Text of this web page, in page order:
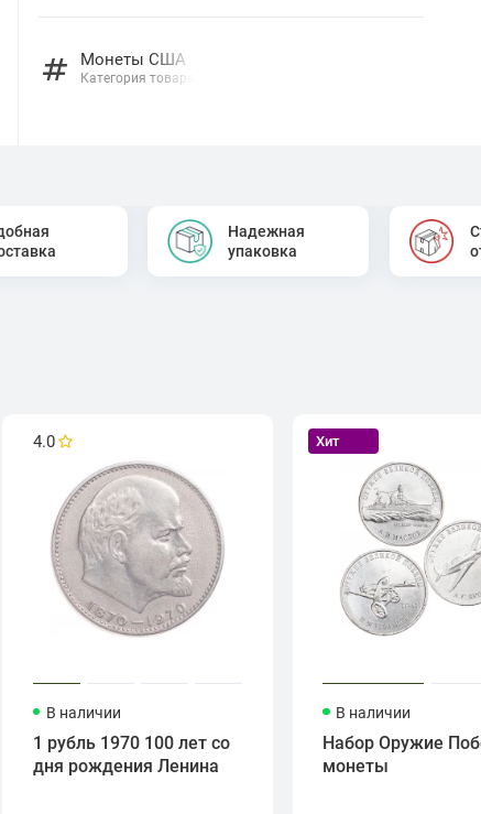
Монеты США
Категория товара
Надежная
упаковка
4.0
В наличии
1 рубль 1970 100 лет со
дня рождения Ленина
Хит
В наличии
Набор Оружие
монеты